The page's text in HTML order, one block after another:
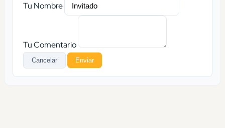
Tu Nombre
Tu Comentario
Cancelar Enviar